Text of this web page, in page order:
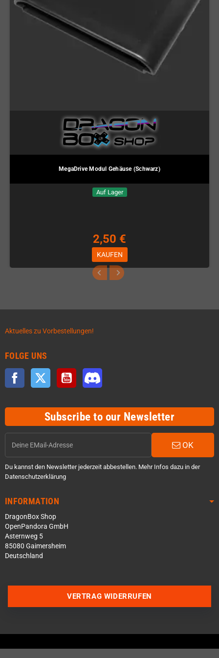
MegaDrive Modul Gehäuse (Schwarz)
Auf Lager
2,50 €
KAUFEN
Aktuelles zu Vorbestellungen!
FOLGE UNS
Facebook Twitter YouTube
Subscribe to our Newsletter
OK
Du kannst den Newsletter jederzeit abbestellen. Mehr Infos dazu in der
Datenschutzerklärung
INFORMATION
DragonBox Shop
OpenPandora GmbH
Asternweg 5
85080 Gaimersheim
Deutschland
Über WhatsApp schreiben
VERTRAG WIDERRUFEN